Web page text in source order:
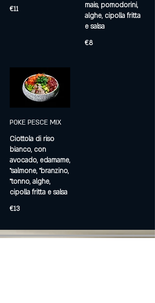
€11
mais, pomodorini,
alghe, cipolla fritta
e salsa
€8
POKE PESCE MIX
Ciottola di riso
bianco, con
avocado, edamame,
°salmone, °branzino,
°tonno, alghe,
cipolla fritta e salsa
€13